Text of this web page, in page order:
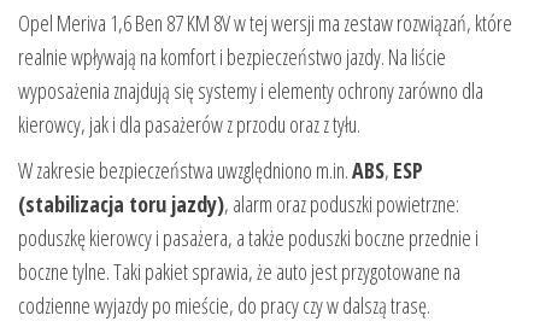
Opel Meriva 1,6 Ben 87 KM 8V w tej wersji ma zestaw rozwiązań, które
realnie wpływają na komfort i bezpieczeństwo jazdy. Na liście
wyposażenia znajdują się systemy i elementy ochrony zarówno dla
kierowcy, jak i dla pasażerów z przodu oraz z tyłu.
W zakresie bezpieczeństwa uwzględniono m.in.ABS, ESP
(stabilizacja toru jazdy), alarm oraz poduszki powietrzne:
poduszkę kierowcy i pasażera, a także poduszki boczne przednie i
boczne tylne. Taki pakiet sprawia, że auto jest przygotowane na
codzienne wyjazdy po mieście, do pracy czy w dalszą trasę.